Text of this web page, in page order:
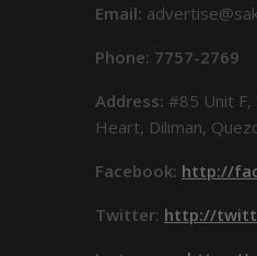
Email:
Phone: 7757-2769
Address: #85 Unit F,
Heart, Diliman,
Facebook: http://
Twitter: http://